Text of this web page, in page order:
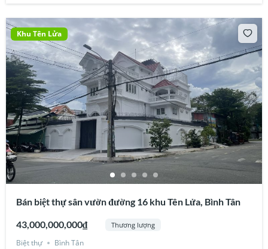
Khu Tên Lửa
Bán biệt thự sân vườn đường 16 khu Tên Lửa, Bình Tân
43,000,000,000₫ Thương lượng
Biệt thự Bình Tân